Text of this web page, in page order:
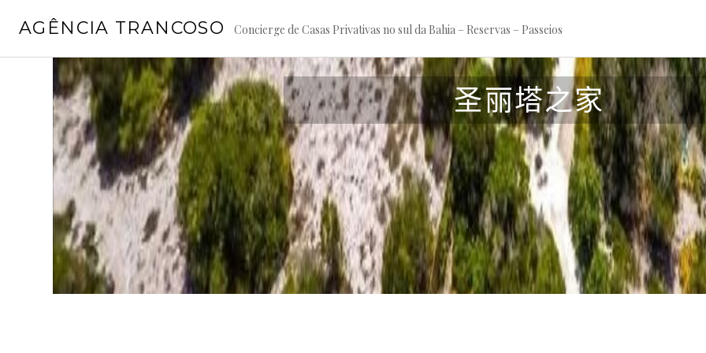
AGÊNCIA TRANCOSO Concierge de Casas Privativas no sul da Bahia – Reservas – Passeios
M
a
y
6
,
2
0
2
5
圣丽塔之家